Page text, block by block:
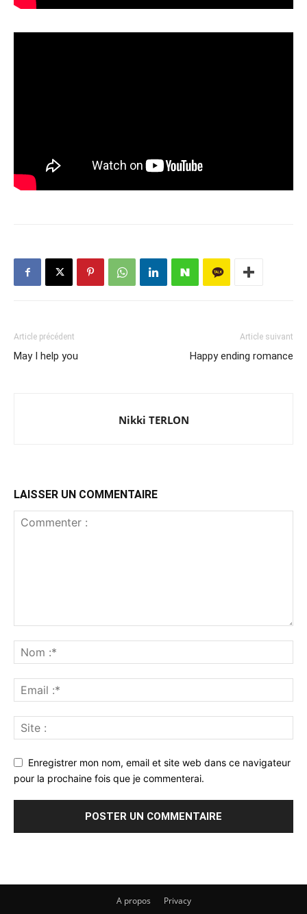
Article précédent
May I help you
Article suivant
Happy ending romance
Nikki TERLON
LAISSER UN COMMENTAIRE
Enregistrer mon nom, email et site web dans ce navigateur
pour la prochaine fois que je commenterai.
A propos Privacy